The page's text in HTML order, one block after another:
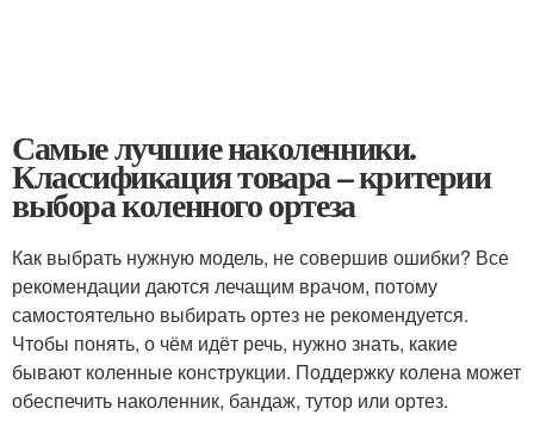
Самые лучшие наколенники.
Классификация товара – критерии
выбора коленного ортеза
Как выбрать нужную модель, не совершив ошибки? Все
рекомендации даются лечащим врачом, потому
самостоятельно выбирать ортез не рекомендуется.
Чтобы понять, о чём идёт речь, нужно знать, какие
бывают коленные конструкции. Поддержку колена может
обеспечить наколенник, бандаж, тутор или ортез.